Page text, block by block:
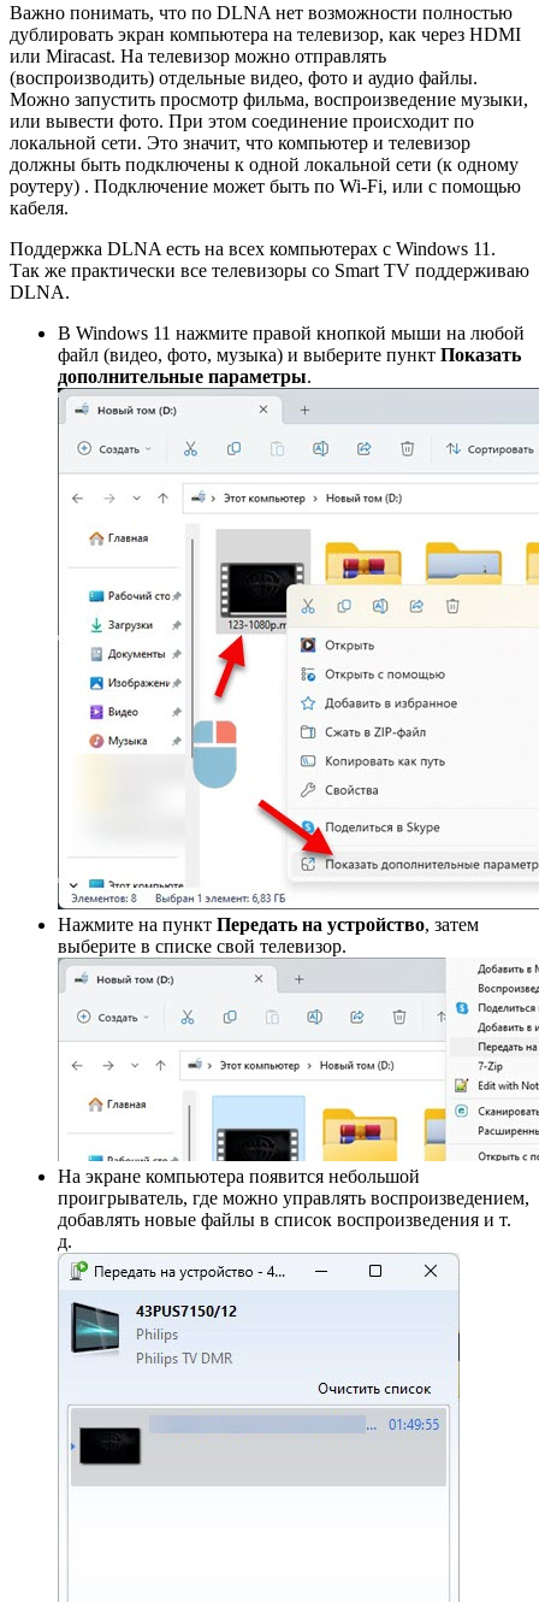
Важно понимать, что по DLNA нет возможности полностью
дублировать экран компьютера на телевизор, как через HDMI
или Miracast. На телевизор можно отправлять
(воспроизводить) отдельные видео, фото и аудио файлы.
Можно запустить просмотр фильма, воспроизведение музыки,
или вывести фото. При этом соединение происходит по
локальной сети. Это значит, что компьютер и телевизор
должны быть подключены к одной локальной сети (к одному
роутеру) . Подключение может быть по Wi-Fi, или с помощью
кабеля.
Поддержка DLNA есть на всех компьютерах с Windows 11.
Так же практически все телевизоры со Smart TV поддерживаю
DLNA.
В Windows 11 нажмите правой кнопкой мыши на любой
файл (видео, фото, музыка) и выберите пункт Показать
дополнительные параметры.
Нажмите на пункт Передать на устройство, затем
выберите в списке свой телевизор.
На экране компьютера появится небольшой
проигрыватель, где можно управлять воспроизведением,
добавлять новые файлы в список воспроизведения и т.
д.